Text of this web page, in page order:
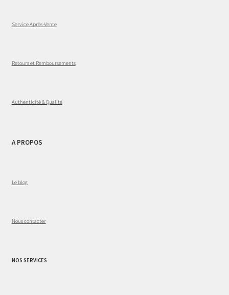
Service Après-Vente
Retours et Remboursements
Authenticité & Qualité
A PROPOS
Le blog
Nous contacter
NOS SERVICES